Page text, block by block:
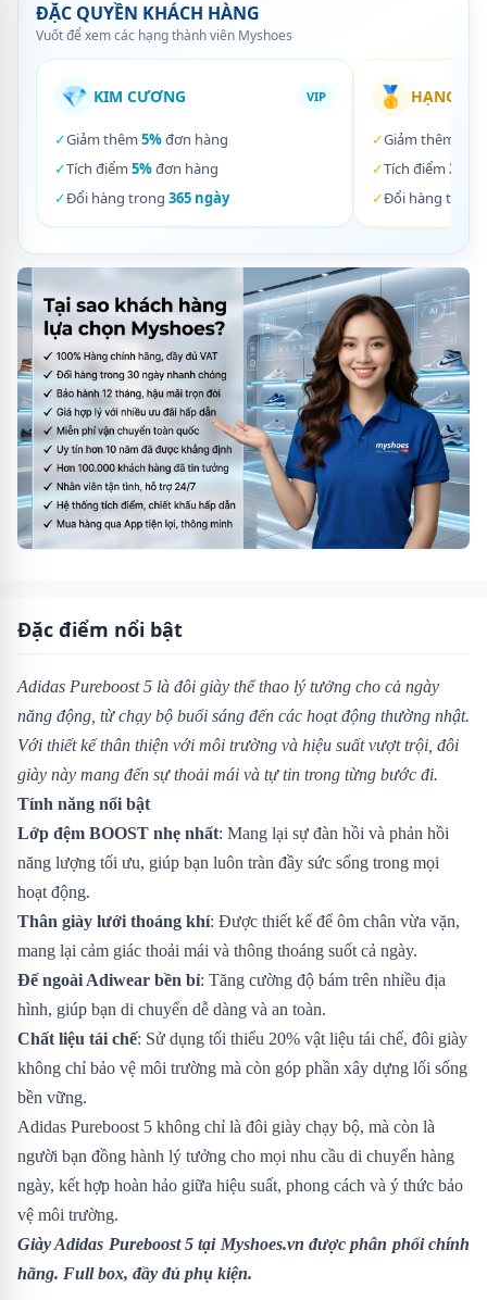
ĐẶC QUYỀN KHÁCH HÀNG
Vuốt để xem các hạng thành viên Myshoes
💎 KIM CƯƠNG VIP
✓Giảm thêm 5%đơn hàng
✓Tích điểm 5%đơn hàng
✓Đổi hàng trong 365 ngày
🥇 HẠNG
✓Giảm thêm
✓Tích điểm 3%
✓Đổi hàng trong
Đặc điểm nổi bật
Adidas Pureboost 5 là đôi giày thể thao lý tưởng cho cả ngày
năng động, từ chạy bộ buổi sáng đến các hoạt động thường nhật.
Với thiết kế thân thiện với môi trường và hiệu suất vượt trội, đôi
giày này mang đến sự thoải mái và tự tin trong từng bước đi.
Tính năng nổi bật
Lớp đệm BOOST nhẹ nhất: Mang lại sự đàn hồi và phản hồi
năng lượng tối ưu, giúp bạn luôn tràn đầy sức sống trong mọi
hoạt động.
Thân giày lưới thoáng khí: Được thiết kế để ôm chân vừa vặn,
mang lại cảm giác thoải mái và thông thoáng suốt cả ngày.
Đế ngoài Adiwear bền bỉ: Tăng cường độ bám trên nhiều địa
hình, giúp bạn di chuyển dễ dàng và an toàn.
Chất liệu tái chế: Sử dụng tối thiểu 20% vật liệu tái chế, đôi giày
không chỉ bảo vệ môi trường mà còn góp phần xây dựng lối sống
bền vững.
Adidas Pureboost 5 không chỉ là đôi giày chạy bộ, mà còn là
người bạn đồng hành lý tưởng cho mọi nhu cầu di chuyển hàng
ngày, kết hợp hoàn hảo giữa hiệu suất, phong cách và ý thức bảo
vệ môi trường.
Giày Adidas Pureboost 5 tại Myshoes.vn được phân phối chính
hãng. Full box, đầy đủ phụ kiện.